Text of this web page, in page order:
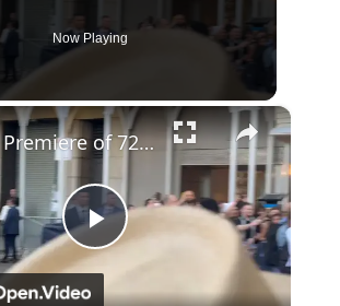
Now Playing
×
Play
US: Premiere of 72 Hours At Paris Theatre in Manhattan 2.